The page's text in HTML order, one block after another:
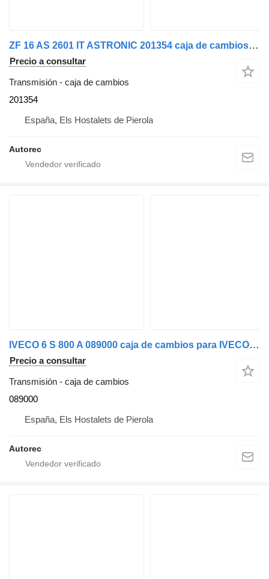
ZF 16 AS 2601 IT ASTRONIC 201354 caja de cambios para IVECO 440S48 camión
Precio a consultar
Transmisión - caja de cambios
201354
España, Els Hostalets de Pierola
Autorec
IVECO 6 S 800 A 089000 caja de cambios para IVECO Eurocargo 100E21 camión
Precio a consultar
Transmisión - caja de cambios
089000
España, Els Hostalets de Pierola
Autorec